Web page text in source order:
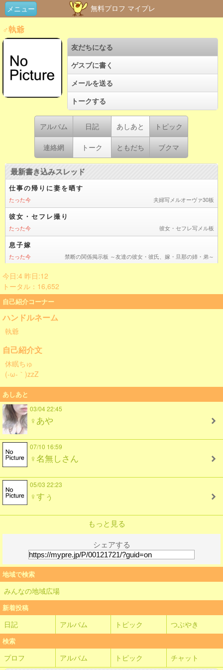
メニュー 無料プロフ マイプレ
♂執爺
友だちになる
ゲスブに書く
メールを送る
トークする
アルバム 日記 あしあと トピック
連絡網 トーク ともだち ブクマ
今日:4 昨日:12
トータル：16,652
自己紹介コーナー
ハンドルネーム
執爺
自己紹介文
休眠ちゅ
(-ω-｀)zzZ
あしあと
03/04 22:45
♀あや
07/10 16:59
♀名無しさん
05/03 22:23
♀すぅ
もっと見る
シェアする
地域で検索
みんなの地域広場
新着投稿
日記 アルバム トピック つぶやき
検索
プロフ アルバム トピック チャット